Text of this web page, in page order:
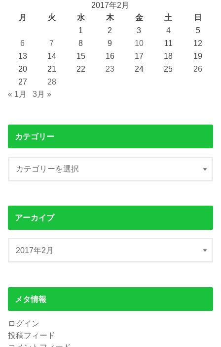
2017年2月
月
火 水 木 金 土
日
1
2 3 4
5
6
7 8 9 10 11
12
13
14 15 16 17 18
19
20
21 22 23 24 25
26
27
28
« 1月
3月 »
カテゴリー
アーカイブ
メタ情報
ログイン
投稿フィード